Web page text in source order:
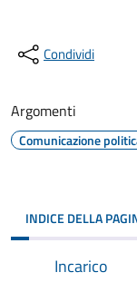
Condividi
Argomenti
Comunicazione
INDICE DELLA
Incarico